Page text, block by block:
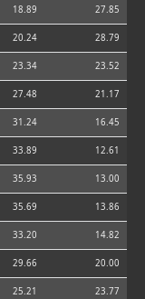
18.89 27.85
20.24 28.79
23.34 23.52
27.48 21.17
31.24 16.45
33.89 12.61
35.93 13.00
35.69 13.86
33.20 14.82
29.66 20.00
25.21 23.77